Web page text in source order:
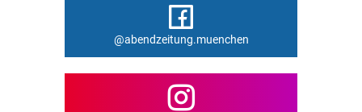
@abendzeitung.muenchen